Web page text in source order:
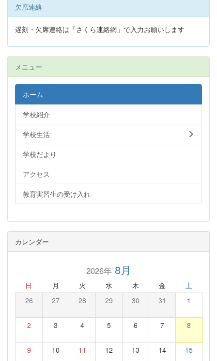
欠席連絡
遅刻・欠席連絡は「さくら連絡網」で入力お願いします
メニュー
ホーム
学校紹介
学校生活
学校だより
アクセス
教育実習生の受け入れ
カレンダー
2026年8月
日 月 火 水 木 金 土
26 27 28 29 30 31 1
2 3 4 5 6 7 8
9 10 11 12 13 14 15